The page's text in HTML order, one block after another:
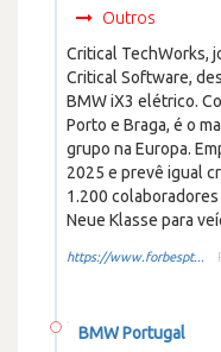
Outros
Critical TechWorks,
Critical Software,
BMW iX3 elétrico.
Porto e Braga, é o
grupo na Europa.
2025 e prevê igual
1.200
Neue Klasse para
https://www.forbespt...
BMW Portugal